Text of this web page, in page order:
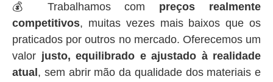
💰 Trabalhamos com preços realmente
competitivos, muitas vezes mais baixos que os
praticados por outros no mercado. Oferecemos um
valor justo, equilibrado e ajustado à realidade
atual , sem abrir mão da qualidade dos materiais e